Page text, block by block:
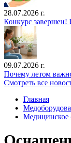
28.07.2026 г.
Конкурс завершен!
09.07.2026 г.
Почему летом
Смотреть все
Главная
Медицинское